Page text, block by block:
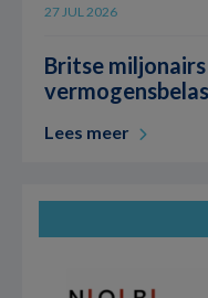
27 JUL 2026
Britse
Lees meer